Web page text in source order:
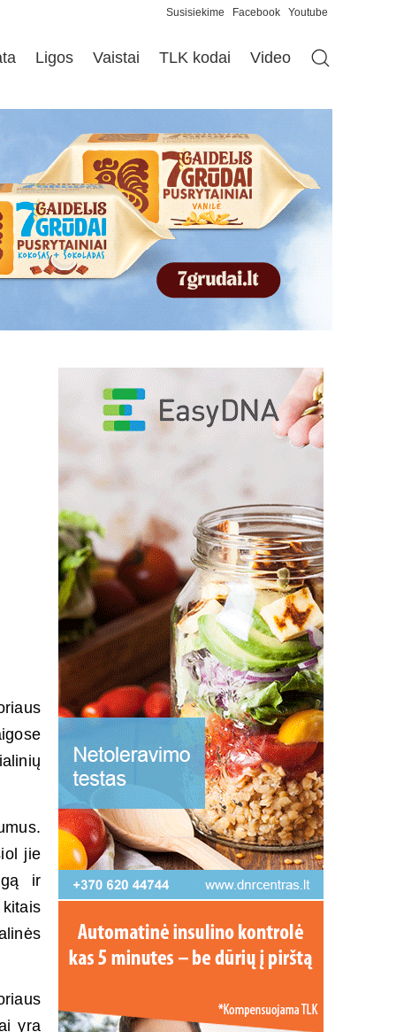
Susisiekime Facebook Youtube
Ligos Vaistai TLK kodai Video
jie
ir
yra